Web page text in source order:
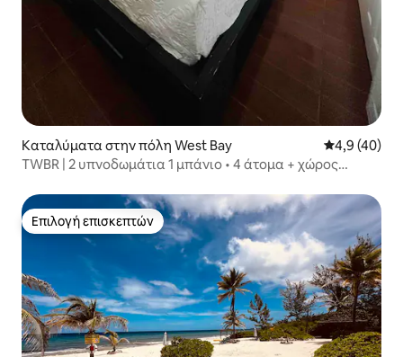
Καταλύματα στην πόλη West Bay Μέση
4,9 (40)
TWBR | 2 υπνοδωμάτια 1 μπάνιο • 4 άτομα + χώρος
Επιλογή επισκεπτών
Επιλογή επισκεπτών